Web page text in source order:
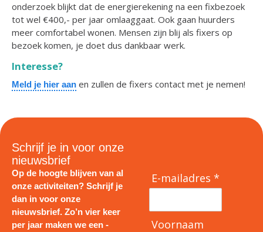
onderzoek blijkt dat de energierekening na een fixbezoek
tot wel €400,- per jaar omlaaggaat. Ook gaan huurders
meer comfortabel wonen. Mensen zijn blij als fixers op
bezoek komen, je doet dus dankbaar werk.
Interesse?
Meld je hier aan en zullen de fixers contact met je nemen!
Schrijf je in voor onze
nieuwsbrief
Op de hoogte blijven van al
onze activiteiten? Schrijf je
dan in voor onze
nieuwsbrief. Zo’n vier keer
per jaar maken we een -
E-mailadres *
Voornaam